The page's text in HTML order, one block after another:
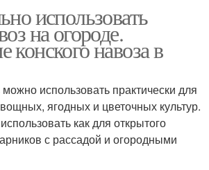
использовать
на огороде.
навоза в
использовать практически для
ягодных и цветочных культур.
как для открытого
с рассадой и огородными